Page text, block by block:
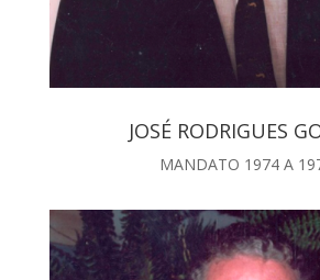
JOSÉ RODRIGUES
MANDATO 1974 A